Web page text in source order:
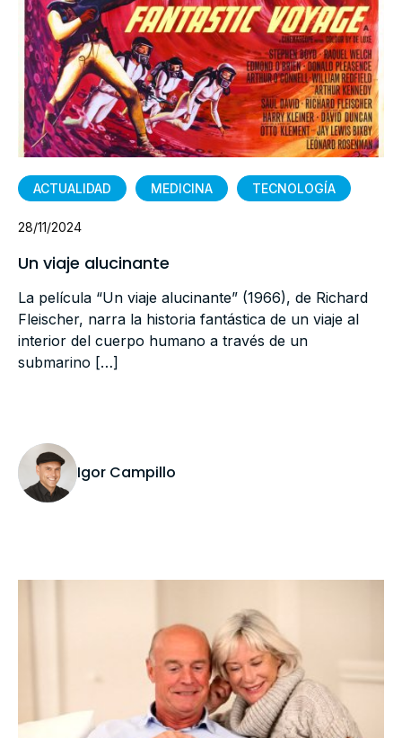
ACTUALIDAD MEDICINA TECNOLOGÍA
28/11/2024
Un viaje alucinante
La película “Un viaje alucinante” (1966), de Richard
Fleischer, narra la historia fantástica de un viaje al
interior del cuerpo humano a través de un
submarino […]
Igor Campillo